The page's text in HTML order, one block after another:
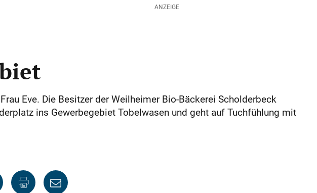
Eve. Die Besitzer der Weilheimer Bio-Bäckerei Scholderbeck
ins Gewerbegebiet Tobelwasen und geht auf Tuchfühlung mit